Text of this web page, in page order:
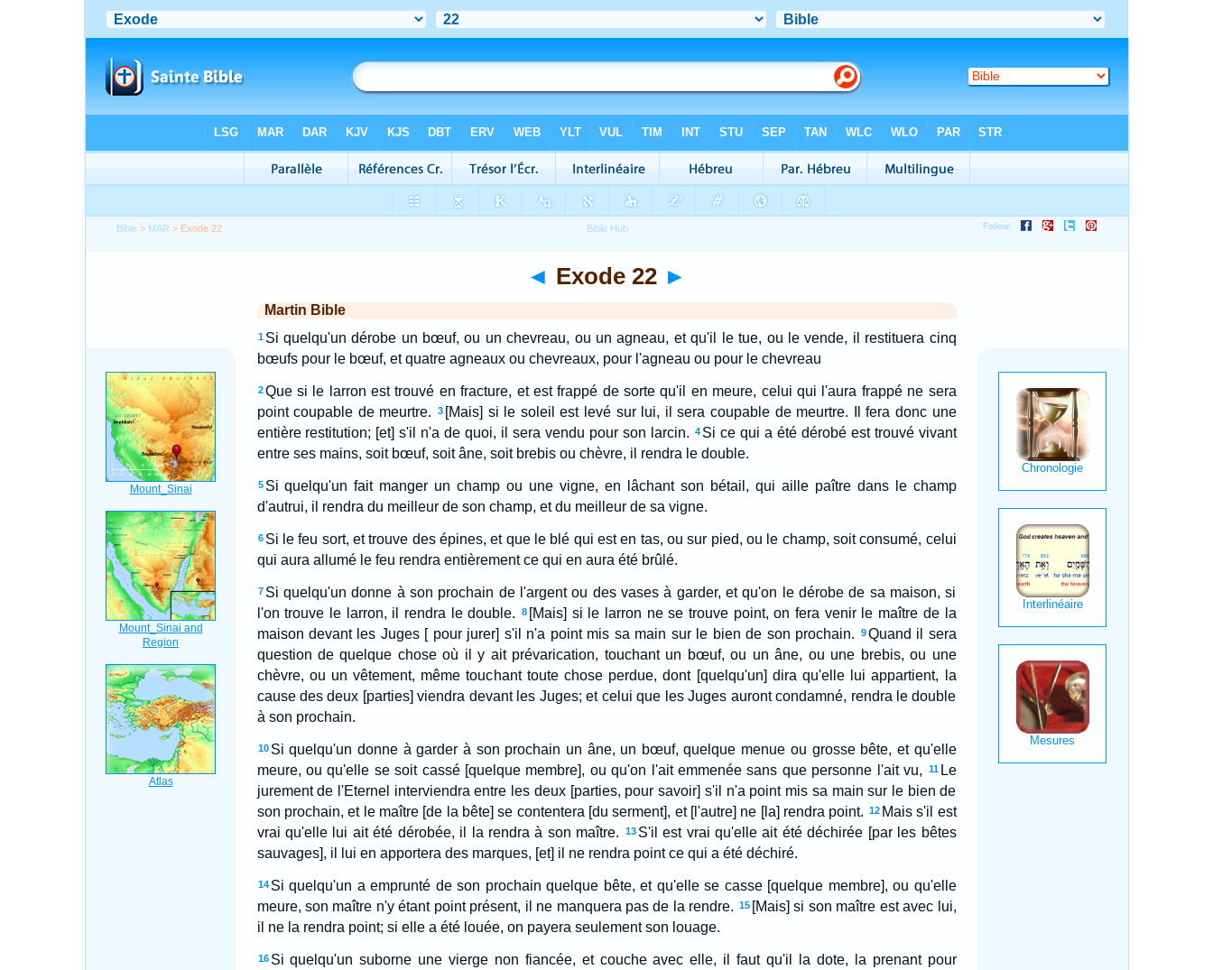
Bible > MAR > Exode 22
◄ Exode 22 ►
Martin Bible
1 Si quelqu'un dérobe un bœuf, ou un chevreau, ou un agneau, et qu'il le tue, ou le vende, il restituera cinq
bœufs pour le bœuf, et quatre agneaux ou chevreaux, pour l'agneau ou pour le chevreau
2 Que si le larron est trouvé en fracture, et est frappé de sorte qu'il en meure, celui qui l'aura frappé ne sera
point coupable de meurtre.
3 [Mais] si le soleil est levé sur lui, il sera coupable de meurtre. Il fera donc une
entière restitution; [et] s'il n'a de quoi, il sera vendu pour son larcin. 4 Si ce qui a été dérobé est trouvé vivant
entre ses mains, soit bœuf, soit âne, soit brebis ou chèvre, il rendra le double.
5 Si quelqu'un fait manger un champ ou une vigne, en lâchant son bétail, qui aille paître dans le champ
d'autrui, il rendra du meilleur de son champ, et du meilleur de sa vigne.
6 Si le feu sort, et trouve des épines, et que le blé qui est en tas, ou sur pied, ou le champ, soit consumé, celui
qui aura allumé le feu rendra entièrement ce qui en aura été brûlé.
7 Si quelqu'un donne à son prochain de l'argent ou des vases à garder, et qu'on le dérobe de sa maison, si
l'on trouve le larron, il rendra le double.
8 [Mais] si le larron ne se trouve point, on fera venir le maître de la
maison devant les Juges [ pour jurer] s'il n'a point mis sa main sur le bien de son prochain.
9 Quand il sera
question de quelque chose où il y ait prévarication, touchant un bœuf, ou un âne, ou une brebis, ou une
chèvre, ou un vêtement, même touchant toute chose perdue, dont [quelqu'un] dira qu'elle lui appartient, la
cause des deux [parties] viendra devant les Juges; et celui que les Juges auront condamné, rendra le double
à son prochain.
10 Si quelqu'un donne à garder à son prochain un âne, un bœuf, quelque menue ou grosse bête, et qu'elle
meure, ou qu'elle se soit cassé [quelque membre], ou qu'on l'ait emmenée sans que personne l'ait vu,
11 Le
jurement de l'Eternel interviendra entre les deux [parties, pour savoir] s'il n'a point mis sa main sur le bien de
son prochain, et le maître [de la bête] se contentera [du serment], et [l'autre] ne [la] rendra point. 12 Mais s'il est
vrai qu'elle lui ait été dérobée, il la rendra à son maître.
13 S'il est vrai qu'elle ait été déchirée [par les bêtes
sauvages], il lui en apportera des marques, [et] il ne rendra point ce qui a été déchiré.
14 Si quelqu'un a emprunté de son prochain quelque bête, et qu'elle se casse [quelque membre], ou qu'elle
meure, son maître n'y étant point présent, il ne manquera pas de la rendre. 15 [Mais] si son maître est avec lui,
il ne la rendra point; si elle a été louée, on payera seulement son louage.
16 Si quelqu'un suborne une vierge non fiancée, et couche avec elle, il faut qu'il la dote, la prenant pour